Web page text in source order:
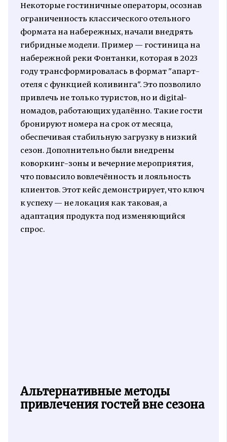
Некоторые гостиничные операторы, осознав
ограниченность классического отельного
формата на набережных, начали внедрять
гибридные модели. Пример — гостиница на
набережной реки Фонтанки, которая в 2023
году трансформировалась в формат "апарт-
отеля с функцией коливинга". Это позволило
привлечь не только туристов, но и digital-
номадов, работающих удалённо. Такие гости
бронируют номера на срок от месяца,
обеспечивая стабильную загрузку в низкий
сезон. Дополнительно были внедрены
коворкинг-зоны и вечерние мероприятия,
что повысило вовлечённость и лояльность
клиентов. Этот кейс демонстрирует, что ключ
к успеху — не локация как таковая, а
адаптация продукта под изменяющийся
спрос.
Альтернативные методы
привлечения гостей вне сезона